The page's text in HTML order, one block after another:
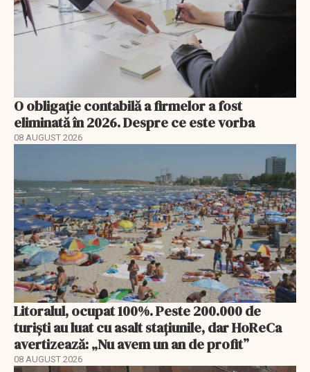
O obligație contabilă a firmelor a fost
eliminată în 2026. Despre ce este vorba
08 AUGUST 2026
Litoralul, ocupat 100%. Peste 200.000 de
turiști au luat cu asalt stațiunile, dar HoReCa
avertizează: „Nu avem un an de profit”
08 AUGUST 2026